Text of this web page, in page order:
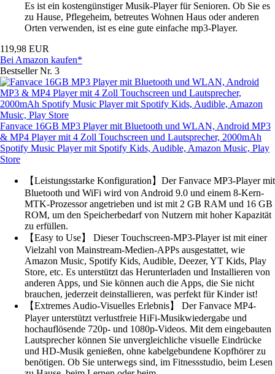
Es ist ein kostengünstiger Musik-Player für Senioren. Ob Sie es
zu Hause, Pflegeheim, betreutes Wohnen Haus oder anderen
Orten verwenden, ist es eine gute einfache mp3-Player.
119,98 EUR
Bei Amazon kaufen*
Bestseller Nr. 3
Fanvace 16GB MP3 Player mit Bluetooth und WLAN, Android MP3
& MP4 Player mit 4 Zoll Touchscreen und Lautsprecher, 2000mAh
Spotify Music Player mit Spotify Kids, Audible, Amazon Music, Play
Store
【Leistungsstarke Konfiguration】Der Fanvace MP3-Player mit
Bluetooth und WiFi wird von Android 9.0 und einem 8-Kern-
MTK-Prozessor angetrieben und ist mit 2 GB RAM und 16 GB
ROM, um den Speicherbedarf von Nutzern mit hoher Kapazität
zu erfüllen.
【Easy to Use】 Dieser Touchscreen-MP3-Player ist mit einer
Vielzahl von Mainstream-Medien-APPs ausgestattet, wie
Amazon Music, Spotify Kids, Audible, Deezer, YT Kids, Play
Store, etc. Es unterstützt das Herunterladen und Installieren von
anderen Apps, und Sie können auch die Apps, die Sie nicht
brauchen, jederzeit deinstallieren, was perfekt für Kinder ist!
【Extremes Audio-Visuelles Erlebnis】 Der Fanvace MP4-
Player unterstützt verlustfreie HiFi-Musikwiedergabe und
hochauflösende 720p- und 1080p-Videos. Mit dem eingebauten
Lautsprecher können Sie unvergleichliche visuelle Eindrücke
und HD-Musik genießen, ohne kabelgebundene Kopfhörer zu
benötigen. Ob Sie unterwegs sind, im Fitnessstudio, beim Lesen